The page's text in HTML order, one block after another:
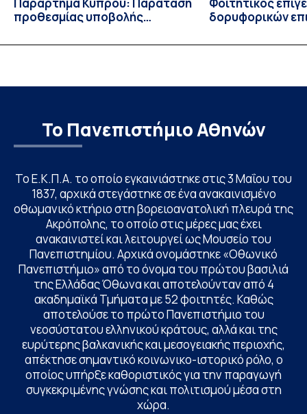
προθεσμίας υποβολής
υποψηφίων
δορυφορικών
Το Πανεπιστήμιο Αθηνών
Το Ε.Κ.Π.Α. το οποίο εγκαινιάστηκε στις 3 Μαΐου του
1837, αρχικά στεγάστηκε σε ένα ανακαινισμένο
οθωμανικό κτήριο στη βορειοανατολική πλευρά της
Ακρόπολης, το οποίο στις μέρες μας έχει
ανακαινιστεί και λειτουργεί ως Μουσείο του
Πανεπιστημίου. Αρχικά ονομάστηκε «Οθωνικό
Πανεπιστήμιο» από το όνομα του πρώτου βασιλιά
της Ελλάδας Όθωνα και αποτελούνταν από 4
ακαδημαϊκά Τμήματα με 52 φοιτητές. Καθώς
αποτελούσε το πρώτο Πανεπιστήμιο του
νεοσύστατου ελληνικού κράτους, αλλά και της
ευρύτερης βαλκανικής και μεσογειακής περιοχής,
απέκτησε σημαντικό κοινωνικο-ιστορικό ρόλο, ο
οποίος υπήρξε καθοριστικός για την παραγωγή
συγκεκριμένης γνώσης και πολιτισμού μέσα στη
χώρα.